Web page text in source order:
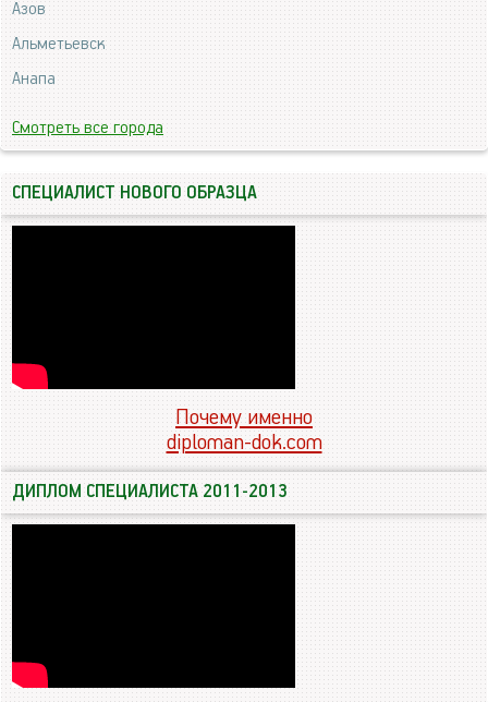
Азов
Альметьевск
Анапа
Смотреть все города
СПЕЦИАЛИСТ НОВОГО ОБРАЗЦА
Почему именно
diploman-dok.com
ДИПЛОМ СПЕЦИАЛИСТА 2011-2013